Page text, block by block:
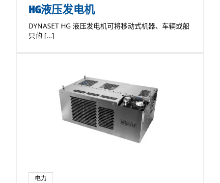
HG液压发电机
DYNASET HG 液压发电机可将移动式机器、车辆或船
只的 […]
电力